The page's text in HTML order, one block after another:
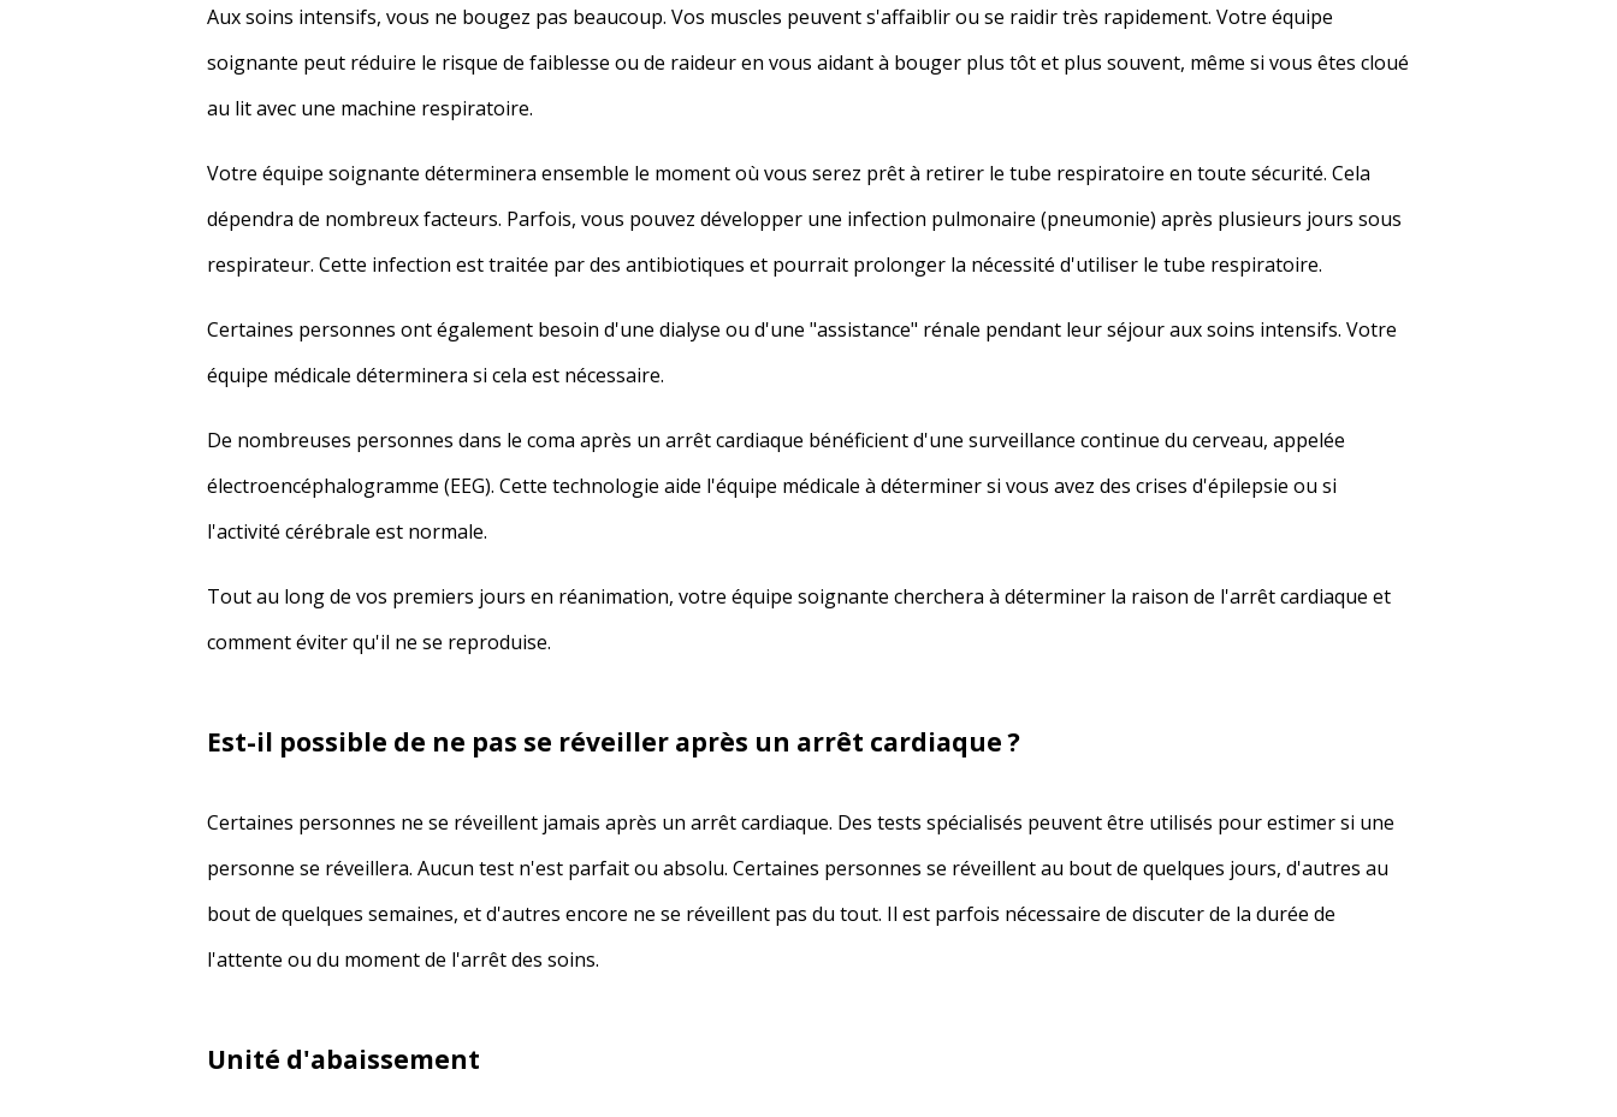
Aux soins intensifs, vous ne bougez pas beaucoup. Vos muscles peuvent s'affaiblir ou se raidir très rapidement. Votre équipe
soignante peut réduire le risque de faiblesse ou de raideur en vous aidant à bouger plus tôt et plus souvent, même si vous êtes cloué
au lit avec une machine respiratoire.
Votre équipe soignante déterminera ensemble le moment où vous serez prêt à retirer le tube respiratoire en toute sécurité. Cela
dépendra de nombreux facteurs. Parfois, vous pouvez développer une infection pulmonaire (pneumonie) après plusieurs jours sous
respirateur. Cette infection est traitée par des antibiotiques et pourrait prolonger la nécessité d'utiliser le tube respiratoire.
Certaines personnes ont également besoin d'une dialyse ou d'une "assistance" rénale pendant leur séjour aux soins intensifs. Votre
équipe médicale déterminera si cela est nécessaire.
De nombreuses personnes dans le coma après un arrêt cardiaque bénéficient d'une surveillance continue du cerveau, appelée
électroencéphalogramme (EEG). Cette technologie aide l'équipe médicale à déterminer si vous avez des crises d'épilepsie ou si
l'activité cérébrale est normale.
Tout au long de vos premiers jours en réanimation, votre équipe soignante cherchera à déterminer la raison de l'arrêt cardiaque et
comment éviter qu'il ne se reproduise.
Est-il possible de ne pas se réveiller après un arrêt cardiaque ?
Certaines personnes ne se réveillent jamais après un arrêt cardiaque. Des tests spécialisés peuvent être utilisés pour estimer si une
personne se réveillera. Aucun test n'est parfait ou absolu. Certaines personnes se réveillent au bout de quelques jours, d'autres au
bout de quelques semaines, et d'autres encore ne se réveillent pas du tout. Il est parfois nécessaire de discuter de la durée de
l'attente ou du moment de l'arrêt des soins.
Unité d'abaissement